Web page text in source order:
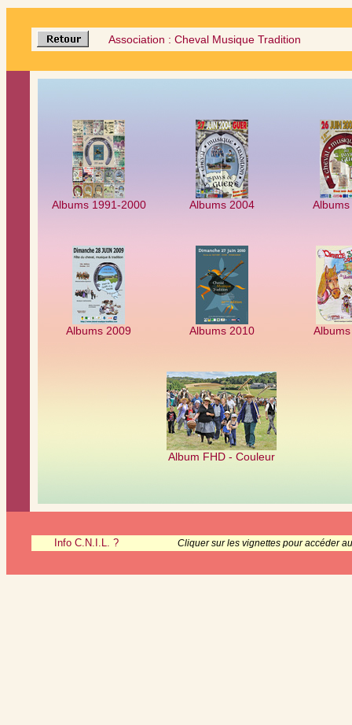
Association : Cheval Musique Tradition
Albums 1991-2000 Albums 2004
Albums 2009 Albums 2010
Album FHD - Couleur
Info C.N.I.L. ? Cliquer sur les vignettes pour accéder